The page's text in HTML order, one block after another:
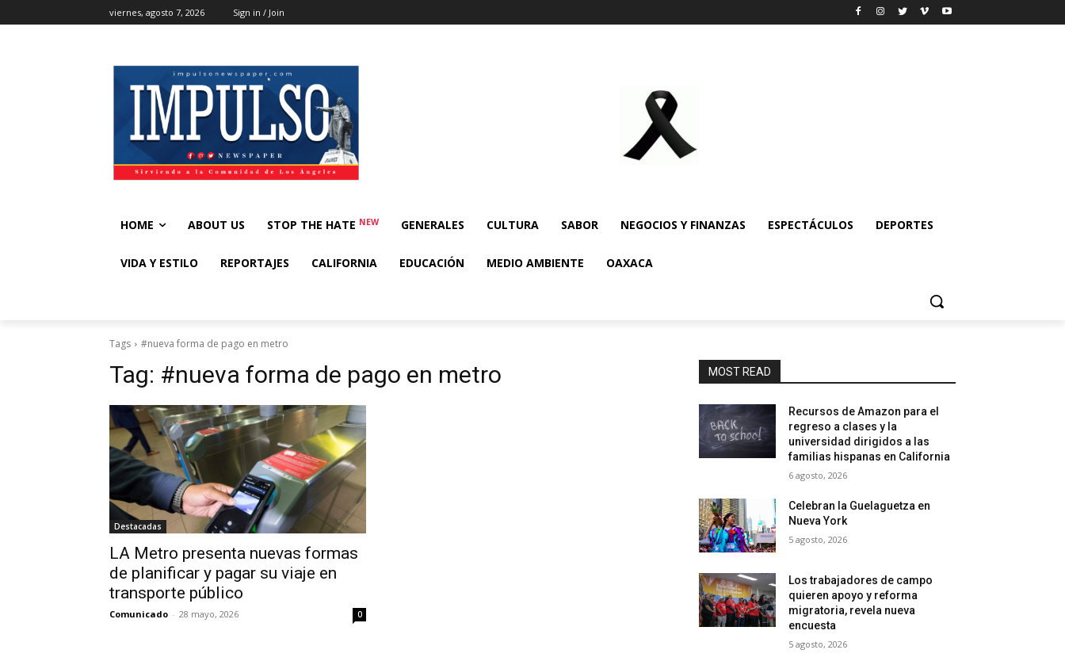
viernes, agosto 7, 2026 Sign in / Join
HOME ABOUT US STOP THE HATE NEW GENERALES CULTURA SABOR NEGOCIOS Y FINANZAS ESPECTÁCULOS DEPORTES
VIDA Y ESTILO REPORTAJES CALIFORNIA EDUCACIÓN MEDIO AMBIENTE OAXACA
Tags #nueva forma de pago en metro
Tag: #nueva forma de pago en metro
Destacadas
LA Metro presenta nuevas formas
de planificar y pagar su viaje en
transporte público
Comunicado - 28 mayo, 2026 0
MOST READ
Recursos de Amazon para el
regreso a clases y la
universidad dirigidos a las
familias hispanas en California
6 agosto, 2026
Celebran la Guelaguetza en
Nueva York
5 agosto, 2026
Los trabajadores de campo
quieren apoyo y reforma
migratoria, revela nueva
encuesta
5 agosto, 2026